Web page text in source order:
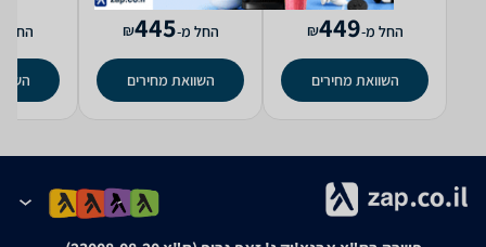
החל מ-449
₪
השוואת מחירים
החל מ-445
₪
השוואת מחירים
החל